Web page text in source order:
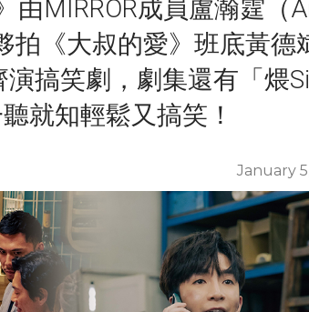
MIRROR成員盧瀚霆（
《大叔的愛》班底黃德
搞笑劇，劇集還有「煨
就知輕鬆又搞笑！
January